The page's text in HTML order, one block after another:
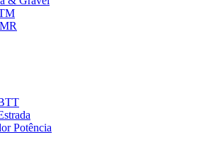
Potência